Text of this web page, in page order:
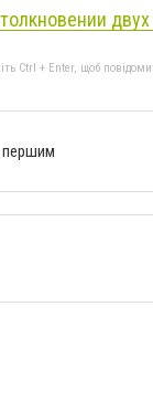
двух
Ctrl + Enter, щоб
першим